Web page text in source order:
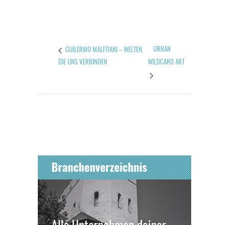
GUILERMO MALFITANI – WELTEN,
DIE UNS VERBINDEN
URBAN
WILDCARD ART